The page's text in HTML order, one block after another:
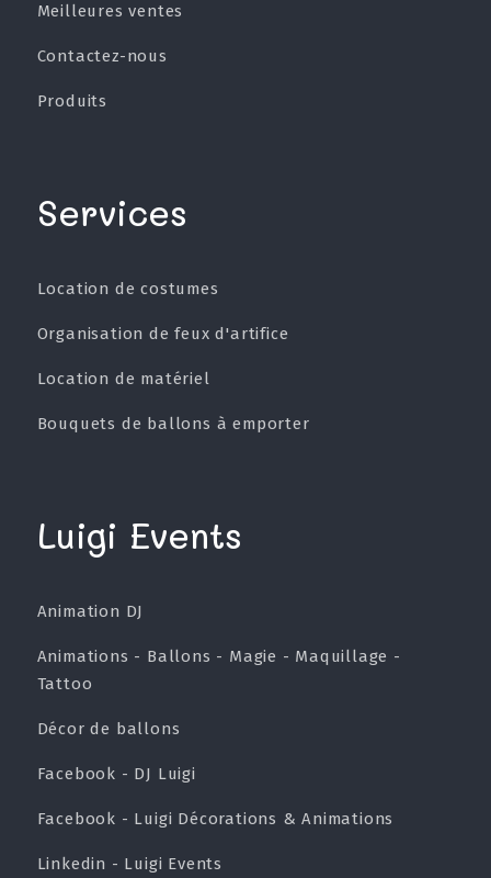
Meilleures ventes
Contactez-nous
Produits
Services
Location de costumes
Organisation de feux d'artifice
Location de matériel
Bouquets de ballons à emporter
Luigi Events
Animation DJ
Animations - Ballons - Magie - Maquillage -
Tattoo
Décor de ballons
Facebook - DJ Luigi
Facebook - Luigi Décorations & Animations
Linkedin - Luigi Events